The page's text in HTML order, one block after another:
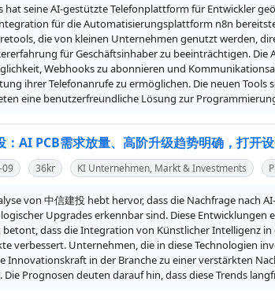
hat seine AI-gestützte Telefonplattform für Entwickler
für die Automatisierungsplattform n8n
die von kleinen Unternehmen genutzt werden,
für Geschäftsinhaber zu beeinträchtigen.
Webhooks zu abonnieren und
ihrer Telefonanrufe zu ermöglichen. Die neuen
eine benutzerfreundliche Lösung zur
：AI PCB需求放量、高阶升级趋势明确，打开
09 36kr KI Unternehmen, Markt & Investments
von 中信建投 hebt hervor, dass die Nachfrage nach
Upgrades erkennbar sind. Diese
betont, dass die Integration von Künstlicher Intelligenz
verbessert. Unternehmen, die in diese Technologien
Innovationskraft in der Branche zu einer verstärkten
Die Prognosen deuten darauf hin, dass diese Trends